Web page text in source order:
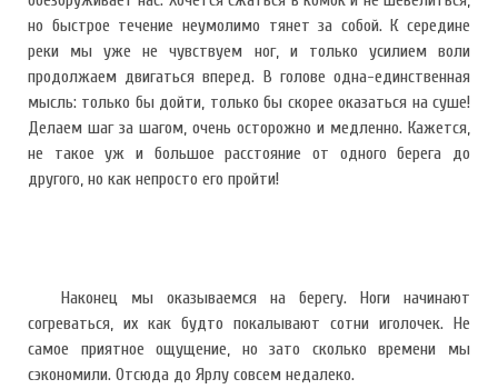
но быстрое течение неумолимо тянет за собой. К середине
реки мы уже не чувствуем ног, и только усилием воли
продолжаем двигаться вперед. В голове одна-единственная
мысль: только бы дойти, только бы скорее оказаться на суше!
Делаем шаг за шагом, очень осторожно и медленно. Кажется,
не такое уж и большое расстояние от одного берега до
другого, но как непросто его пройти!
Наконец мы оказываемся на берегу. Ноги начинают
согреваться, их как будто покалывают сотни иголочек. Не
самое приятное ощущение, но зато сколько времени мы
сэкономили. Отсюда до Ярлу совсем недалеко.